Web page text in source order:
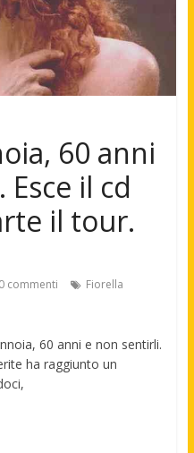
60 anni
il cd
il tour.
0 commenti
Fiorella
60 anni e non sentirli.
ha raggiunto un